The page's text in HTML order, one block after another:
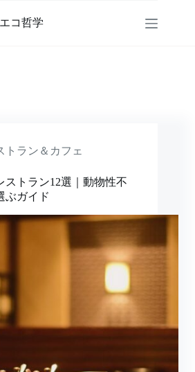
エコ哲学
トラン＆カフェ
ストラン12選｜動物性不
ぶガイド